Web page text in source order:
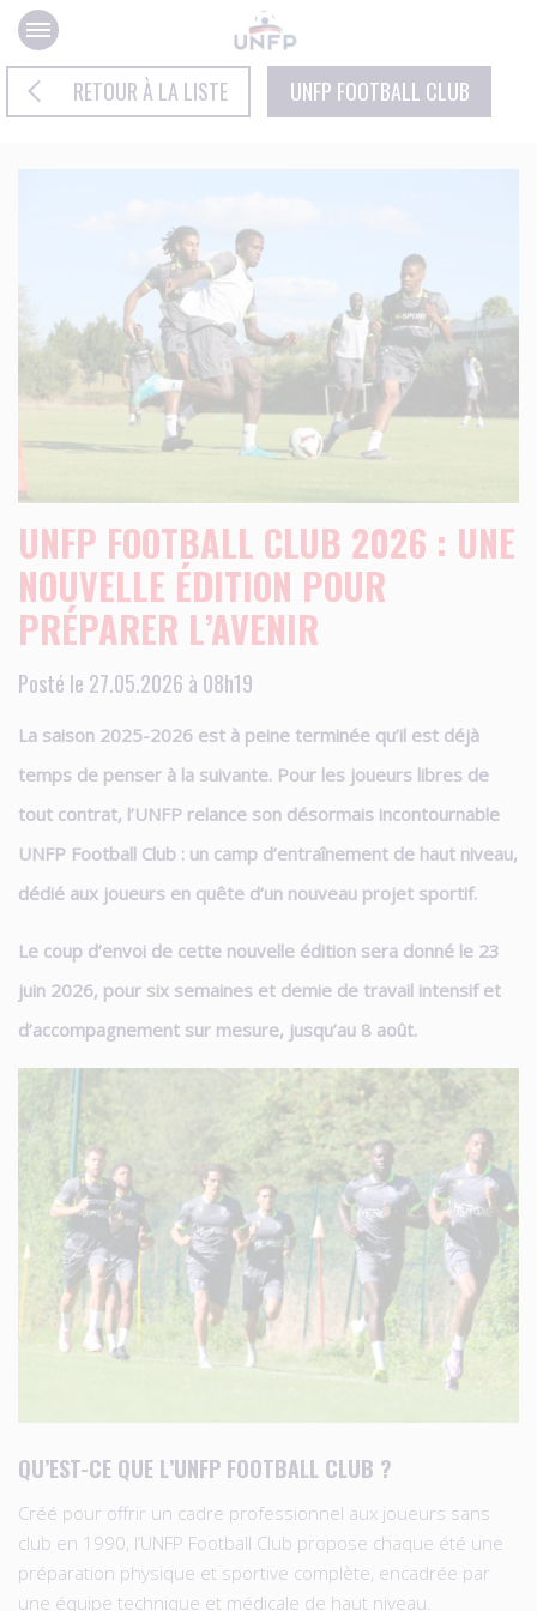
Panneau de gestion des cookies
RETOUR À LA LISTE UNFP FOOTBALL CLUB
UNFP FOOTBALL CLUB 2026 : UNE
NOUVELLE ÉDITION POUR
PRÉPARER L’AVENIR
Posté le 27.05.2026 à 08h19
La saison 2025-2026 est à peine terminée qu’il est déjà
temps de penser à la suivante. Pour les joueurs libres de
tout contrat, l’UNFP relance son désormais incontournable
UNFP Football Club : un camp d’entraînement de haut niveau,
dédié aux joueurs en quête d’un nouveau projet sportif.
Le coup d’envoi de cette nouvelle édition sera donné le 23
juin 2026, pour six semaines et demie de travail intensif et
d’accompagnement sur mesure, jusqu’au 8 août.
QU’EST-CE QUE L’UNFP FOOTBALL CLUB ?
Créé pour offrir un cadre professionnel aux joueurs sans
club en 1990, l’UNFP Football Club propose chaque été une
préparation physique et sportive complète, encadrée par
une équipe technique et médicale de haut niveau.